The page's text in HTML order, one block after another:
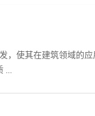
使其在建筑领域的
...